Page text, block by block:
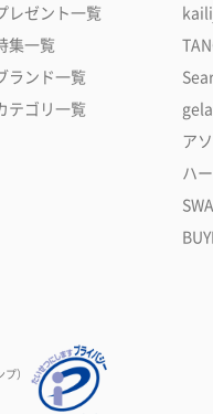
レゼント一覧
集一覧
ランド一覧
テゴリ一覧
ア
ハ
）